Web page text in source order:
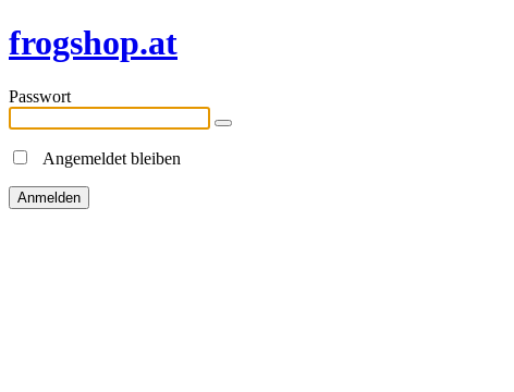
frogshop.at
Passwort
Angemeldet bleiben